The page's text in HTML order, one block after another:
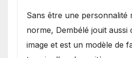
Sans être une personnalité
norme, Dembélé jouit aussi
image et est un modèle de